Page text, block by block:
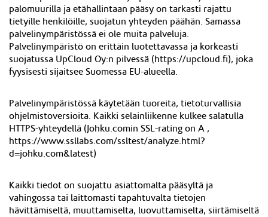
palomuurilla ja etähallintaan pääsy on tarkasti rajattu
tietyille henkilöille, suojatun yhteyden päähän. Samassa
palvelinympäristössä ei ole muita palveluja.
Palvelinympäristö on erittäin luotettavassa ja korkeasti
suojatussa UpCloud Oy:n pilvessä (https://upcloud.fi), joka
fyysisesti sijaitsee Suomessa EU-alueella.
Palvelinympäristössä käytetään tuoreita, tietoturvallisia
ohjelmistoversioita. Kaikki selainliikenne kulkee salatulla
HTTPS-yhteydellä (Johku.comin SSL-rating on A ,
https://www.ssllabs.com/ssltest/analyze.html?
d=johku.com&latest)
Kaikki tiedot on suojattu asiattomalta pääsyltä ja
vahingossa tai laittomasti tapahtuvalta tietojen
hävittämiseltä, muuttamiselta, luovuttamiselta, siirtämiseltä